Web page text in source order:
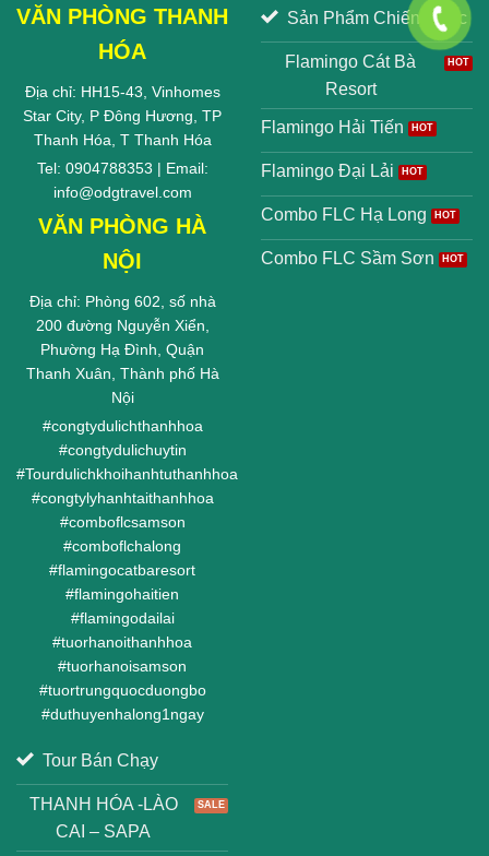
VĂN PHÒNG THANH
HÓA
Địa chỉ: HH15-43, Vinhomes
Star City, P Đông Hương, TP
Thanh Hóa, T Thanh Hóa
Tel: 0904788353 | Email:
info@odgtravel.com
VĂN PHÒNG HÀ
NỘI
Địa chỉ: Phòng 602, số nhà
200 đường Nguyễn Xiển,
Phường Hạ Đình, Quận
Thanh Xuân, Thành phố Hà
Nội
#congtydulichthanhhoa
#congtydulichuytin
#Tourdulichkhoihanhtuthanhhoa
#congtylyhanhtaithanhhoa
#comboflcsamson
#comboflchalong
#flamingocatbaresort
#flamingohaitien
#flamingodailai
#tuorhanoithanhhoa
#tuorhanoisamson
#tuortrungquocduongbo
#duthuyenhalong1ngay
Sản Phẩm Chiến Lược
Flamingo Cát Bà
Resort
Flamingo Hải Tiến
Flamingo Đại Lải
Combo FLC Hạ Long
Combo FLC Sầm Sơn
Tour Bán Chạy
THANH HÓA -LÀO
CAI – SAPA